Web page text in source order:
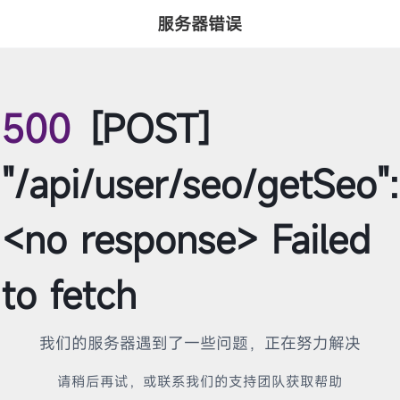
服务器错误
500 [POST]
"/api/user/seo/getSeo":
<no response> Failed
to fetch
我们的服务器遇到了一些问题，正在努力解决
请稍后再试，或联系我们的支持团队获取帮助